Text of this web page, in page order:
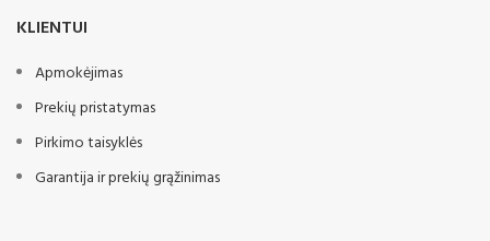
KLIENTUI
Apmokėjimas
Prekių pristatymas
Pirkimo taisyklės
Garantija ir prekių grąžinimas